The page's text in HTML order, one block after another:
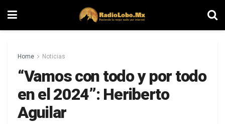
Home Noticias
“Vamos con todo y por todo
en el 2024”: Heriberto
Aguilar